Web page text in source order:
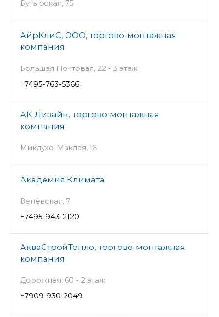
Бутырская, 75
АйрКлиС, ООО, торгово-монтажная
компания
Большая Почтовая, 22 - 3 этаж
+7495-763-5366
АК Дизайн, торгово-монтажная
компания
Миклухо-Маклая, 16
Академия Климата
Венёвская, 7
+7495-943-2120
АкваСтройТепло, торгово-монтажная
компания
Дорожная, 60 - 2 этаж
+7909-930-2049